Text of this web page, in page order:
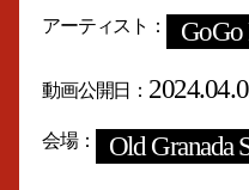
アーティスト GoGo
動画公開日
会場 Old Granada